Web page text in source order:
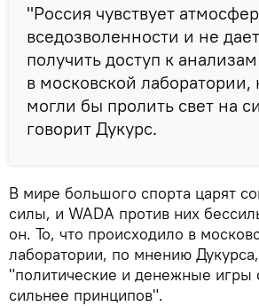
"Россия чувствует
вседозволенности и не
получить доступ к анализам
в московской лаборатории,
могли бы пролить свет на
говорит Дукурс.
В мире большого спорта царят
силы, и WADA против них
он. То, что происходило в
лаборатории, по мнению
"политические и денежные игры
сильнее принципов".